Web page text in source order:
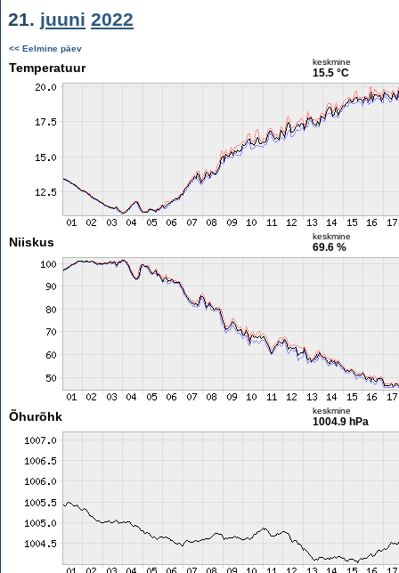
21. juuni 2022
<< Eelmine päev
Temperatuur keskmine
15.5 °C
Niiskus keskmine
69.6 %
Õhurõhk keskmine
1004.9 hPa